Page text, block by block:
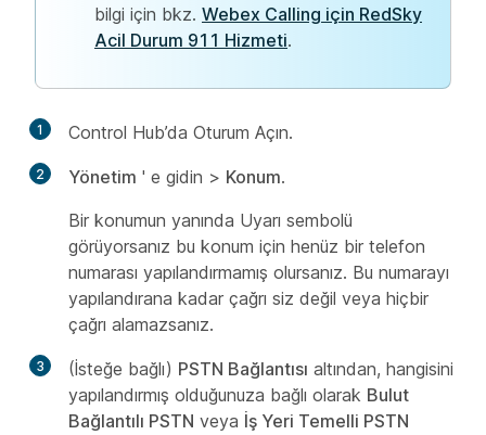
bilgi için bkz. Webex Calling için RedSky
Acil Durum 911 Hizmeti.
1 Control Hub’da Oturum Açın.
2 Yönetim ' e gidin > Konum.
Bir konumun yanında Uyarı sembolü
görüyorsanız bu konum için henüz bir telefon
numarası yapılandırmamış olursanız. Bu numarayı
yapılandırana kadar çağrı siz değil veya hiçbir
çağrı alamazsanız.
3 (İsteğe bağlı) PSTN Bağlantısı altından, hangisini
yapılandırmış olduğunuza bağlı olarak Bulut
Bağlantılı PSTN veya İş Yeri Temelli PSTN